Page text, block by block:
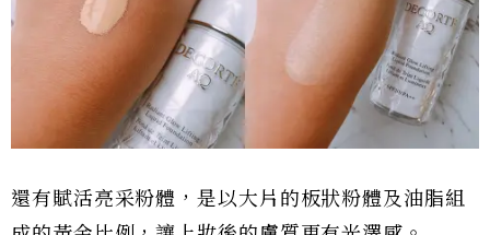
還有賦活亮采粉體，是以大片的板狀粉體及油脂組